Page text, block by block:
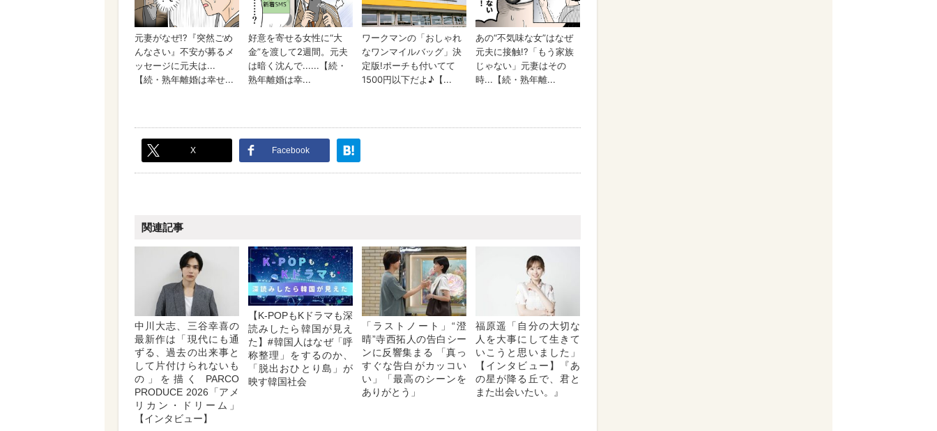
X Facebook
関連記事
中川大志、三谷幸喜の
最新作は「現代にも通
ずる、過去の出来事と
して片付けられないも
の」を描く PARCO
PRODUCE 2026「アメ
リカン・ドリーム」
【インタビュー】
【K-POPもKドラマも深
読みしたら韓国が見え
た】#韓国人はなぜ「呼
称整理」をするのか、
「脱出おひとり島」が
映す韓国社会
「ラストノート」“澄
晴”寺西拓人の告白シー
ンに反響集まる 「真っ
すぐな告白がカッコい
い」「最高のシーンを
ありがとう」
福原遥「自分の大切な
人を大事にして生きて
いこうと思いました」
【インタビュー】『あ
の星が降る丘で、君と
また出会いたい。』